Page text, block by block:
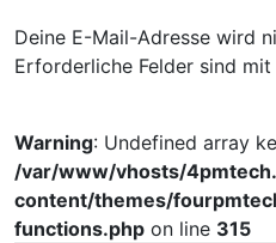
Deine E-Mail-Adresse wird
Erforderliche Felder sind mit
Warning: Undefined array
/var/www/vhosts/
content/themes/
functions.php on line 315